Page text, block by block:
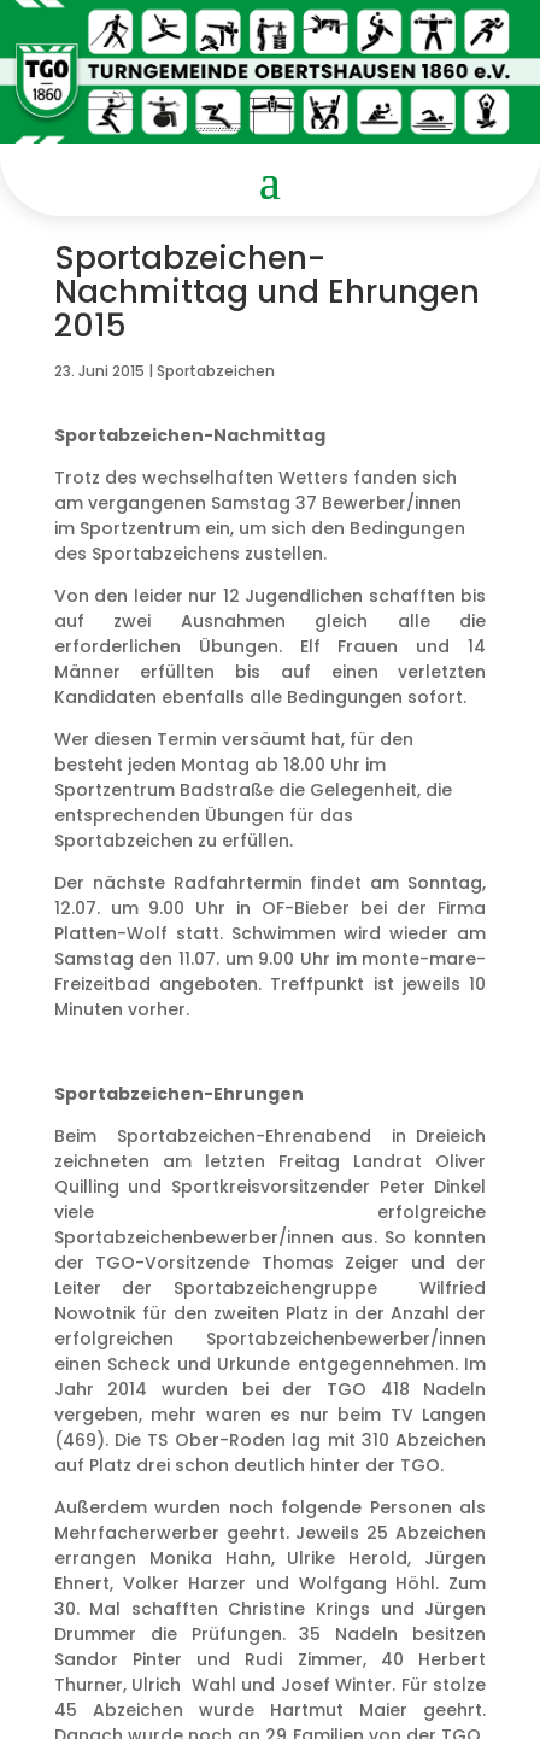
Sportabzeichen-
Nachmittag und Ehrungen
2015
23. Juni 2015 | Sportabzeichen
Sportabzeichen-Nachmittag
Trotz des wechselhaften Wetters fanden sich
am vergangenen Samstag 37 Bewerber/innen
im Sportzentrum ein, um sich den Bedingungen
des Sportabzeichens zustellen.
Von den leider nur 12 Jugendlichen schafften bis
auf zwei Ausnahmen gleich alle die
erforderlichen Übungen. Elf Frauen und 14
Männer erfüllten bis auf einen verletzten
Kandidaten ebenfalls alle Bedingungen sofort.
Wer diesen Termin versäumt hat, für den
besteht jeden Montag ab 18.00 Uhr im
Sportzentrum Badstraße die Gelegenheit, die
entsprechenden Übungen für das
Sportabzeichen zu erfüllen.
Der nächste Radfahrtermin findet am Sonntag,
12.07. um 9.00 Uhr in OF-Bieber bei der Firma
Platten-Wolf statt. Schwimmen wird wieder am
Samstag den 11.07. um 9.00 Uhr im monte-mare-
Freizeitbad angeboten. Treffpunkt ist jeweils 10
Minuten vorher.
Sportabzeichen-Ehrungen
Beim Sportabzeichen-Ehrenabend in Dreieich
zeichneten am letzten Freitag Landrat Oliver
Quilling und Sportkreisvorsitzender Peter Dinkel
viele erfolgreiche
Sportabzeichenbewerber/innen aus. So konnten
der TGO-Vorsitzende Thomas Zeiger und der
Leiter der Sportabzeichengruppe Wilfried
Nowotnik für den zweiten Platz in der Anzahl der
erfolgreichen Sportabzeichenbewerber/innen
einen Scheck und Urkunde entgegennehmen. Im
Jahr 2014 wurden bei der TGO 418 Nadeln
vergeben, mehr waren es nur beim TV Langen
(469). Die TS Ober-Roden lag mit 310 Abzeichen
auf Platz drei schon deutlich hinter der TGO.
Außerdem wurden noch folgende Personen als
Mehrfacherwerber geehrt. Jeweils 25 Abzeichen
errangen Monika Hahn, Ulrike Herold, Jürgen
Ehnert, Volker Harzer und Wolfgang Höhl. Zum
30. Mal schafften Christine Krings und Jürgen
Drummer die Prüfungen. 35 Nadeln besitzen
Sandor Pinter und Rudi Zimmer, 40 Herbert
Thurner, Ulrich Wahl und Josef Winter. Für stolze
45 Abzeichen wurde Hartmut Maier geehrt.